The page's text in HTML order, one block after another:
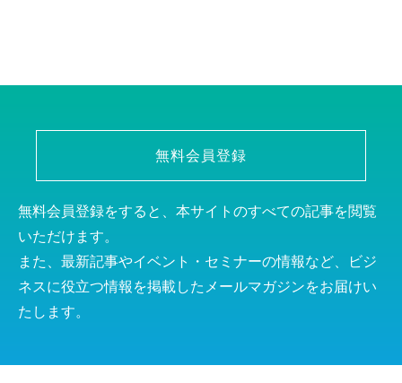
無料会員登録
無料会員登録をすると、本サイトのすべての記事を閲覧
いただけます。
また、最新記事やイベント・セミナーの情報など、ビジ
ネスに役立つ情報を掲載したメールマガジンをお届けい
たします。